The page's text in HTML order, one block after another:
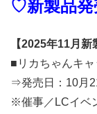
♡新製品
【2025年11月新
■リカちゃんキ
⇒発売日：10月
※催事／LCイベ